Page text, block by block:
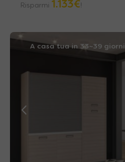
Risparmi 1.133€!
A casa tua in 33~39 giorni